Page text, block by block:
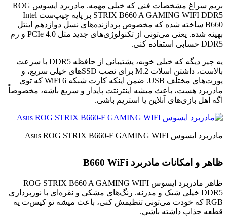
بریم سراغ مشخصات فنی که خیلی مهمه. مادربرد ایسوس ROG
STRIX B660 A GAMING WIFI DDR5 بر پایه چیپ‌ست Intel
B660 ساخته شده که مخصوص پردازنده‌های نسل دوازدهم اینتل
بهینه شده. یعنی می‌تونی از تکنولوژی‌های جدید مثل PCIe 4.0 و رم
DDR5 حسابی استفاده کنی.
یه چیز دیگه که خیلی خوبه، پشتیبانی از حافظه DDR5 با سرعت
بالاست، داشتن اسلات M.2 برای نصب SSDهای خیلی سریع، و
پورت‌های مختلف USB. ضمن اینکه کارت شبکه WiFi 6 که توی
مادربرد هست، باعث میشه اینترنتت پایدار و سریع باشه، مخصوصاً
اگه اهل بازی‌های آنلاین یا استریم باشی.
مادربرد ایسوس Asus ROG STRIX B660-F GAMING WIFI
ظاهر و امکانات مادربرد B660 WiFi
ظاهر مادربرد ایسوس ROG STRIX B660 A GAMING WIFI
DDR5 خیلی شیک و مدرنه. رنگ‌های مشکی و نقره‌ای با نورپردازی
RGB که خودت می‌تونی تنظیمش کنی، باعث میشه تو کیس‌ت یه
قطعه جذاب داشته باشی.